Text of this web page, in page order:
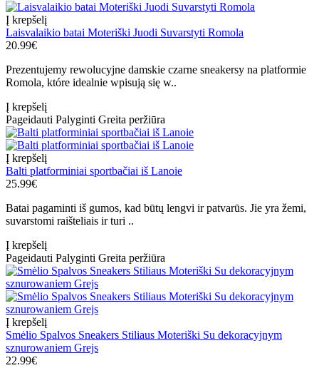
Į krepšelį
Laisvalaikio batai Moteriški Juodi Suvarstyti Romola
20.99€
Prezentujemy rewolucyjne damskie czarne sneakersy na platformie
Romola, które idealnie wpisują się w..
Į krepšelį
Pageidauti Palyginti Greita peržiūra
Į krepšelį
Balti platforminiai sportbačiai iš Lanoie
25.99€
Batai pagaminti iš gumos, kad būtų lengvi ir patvarūs. Jie yra žemi,
suvarstomi raišteliais ir turi ..
Į krepšelį
Pageidauti Palyginti Greita peržiūra
Į krepšelį
Smėlio Spalvos Sneakers Stiliaus Moteriški Su dekoracyjnym
sznurowaniem Grejs
22.99€